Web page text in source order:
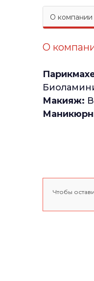
О компании
О
Макияж:
Чтобы